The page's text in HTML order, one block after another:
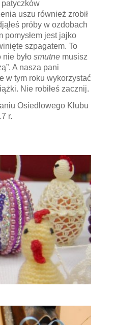
uszu również zrobił
próby w ozdobach
pomysłem jest jajko
szpagatem. To
nie było smutnemusisz
A nasza pani
w tym roku wykorzystać
Nie robiłeś zacznij.
Osiedlowego Klubu
r.